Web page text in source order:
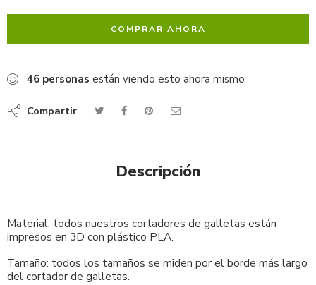
COMPRAR AHORA
46 personas están viendo esto ahora mismo
Compartir
Descripción
Material: todos nuestros cortadores de galletas están
impresos en 3D con plástico PLA.
Tamaño: todos los tamaños se miden por el borde más largo
del cortador de galletas.